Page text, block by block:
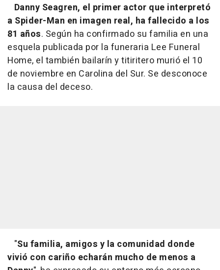
Danny Seagren, el primer actor que interpretó
a Spider-Man en imagen real, ha fallecido a los
81 años. Según ha confirmado su familia en una
esquela publicada por la funeraria Lee Funeral
Home, el también bailarín y titiritero murió el 10
de noviembre en Carolina del Sur. Se desconoce
la causa del deceso.
"Su familia, amigos y la comunidad donde
vivió con cariño echarán mucho de menos a